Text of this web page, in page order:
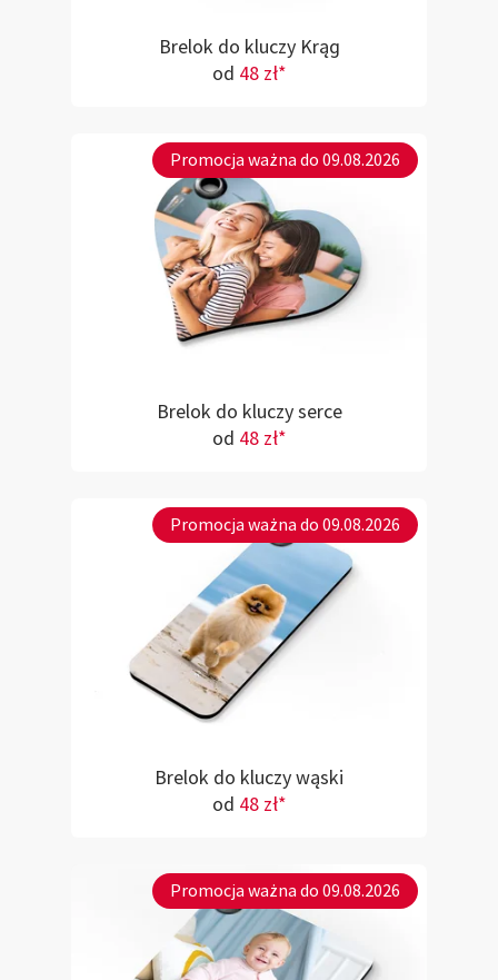
Brelok do kluczy Krąg
od 48 zł*
Promocja ważna do 09.08.2026
Brelok do kluczy serce
od 48 zł*
Promocja ważna do 09.08.2026
Brelok do kluczy wąski
od 48 zł*
Promocja ważna do 09.08.2026